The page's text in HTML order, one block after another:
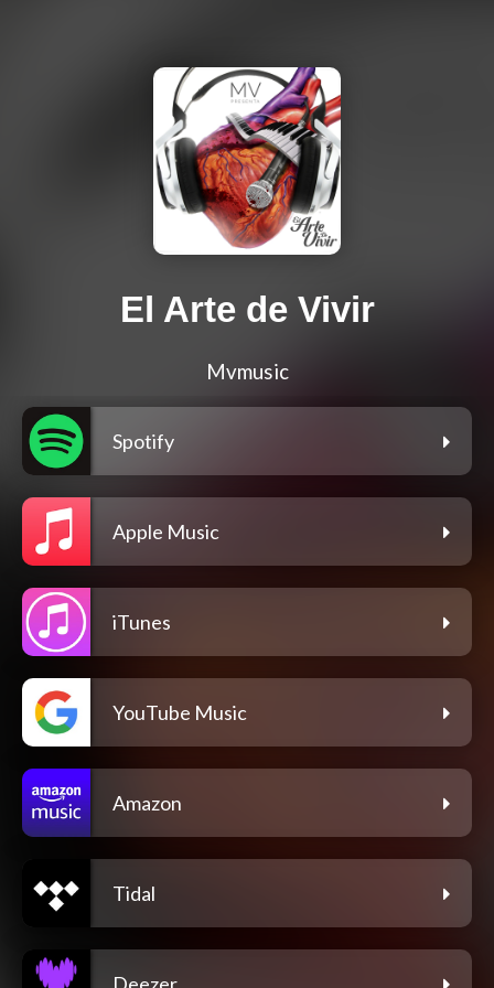
El Arte de Vivir
Mvmusic
Spotify
Apple Music
iTunes
YouTube Music
Amazon
Tidal